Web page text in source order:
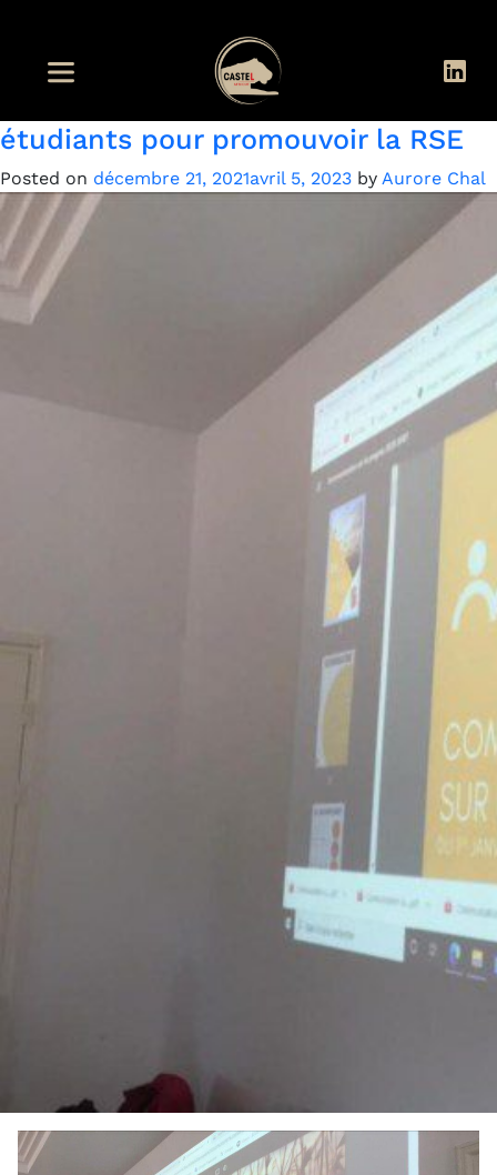
Tunisie
SFBT : Aller à la rencontre des
étudiants pour promouvoir la RSE
Posted on décembre 21, 2021avril 5, 2023 by Aurore Chal